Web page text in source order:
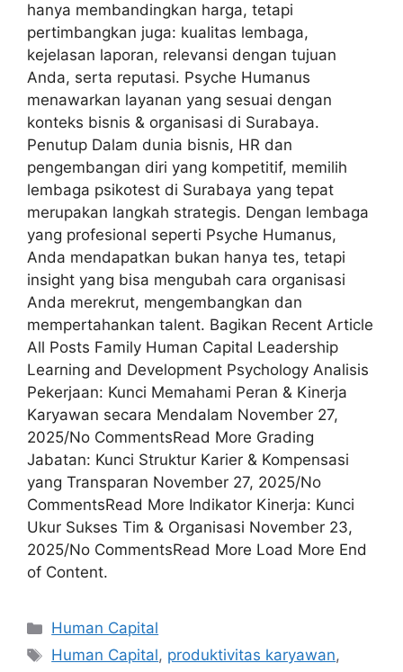
hanya membandingkan harga, tetapi
pertimbangkan juga: kualitas lembaga,
kejelasan laporan, relevansi dengan tujuan
Anda, serta reputasi. Psyche Humanus
menawarkan layanan yang sesuai dengan
konteks bisnis & organisasi di Surabaya.
Penutup Dalam dunia bisnis, HR dan
pengembangan diri yang kompetitif, memilih
lembaga psikotest di Surabaya yang tepat
merupakan langkah strategis. Dengan lembaga
yang profesional seperti Psyche Humanus,
Anda mendapatkan bukan hanya tes, tetapi
insight yang bisa mengubah cara organisasi
Anda merekrut, mengembangkan dan
mempertahankan talent. Bagikan Recent Article
All Posts Family Human Capital Leadership
Learning and Development Psychology Analisis
Pekerjaan: Kunci Memahami Peran & Kinerja
Karyawan secara Mendalam November 27,
2025/No CommentsRead More Grading
Jabatan: Kunci Struktur Karier & Kompensasi
yang Transparan November 27, 2025/No
CommentsRead More Indikator Kinerja: Kunci
Ukur Sukses Tim & Organisasi November 23,
2025/No CommentsRead More Load More End
of Content.
Human Capital
Human Capital, produktivitas karyawan,